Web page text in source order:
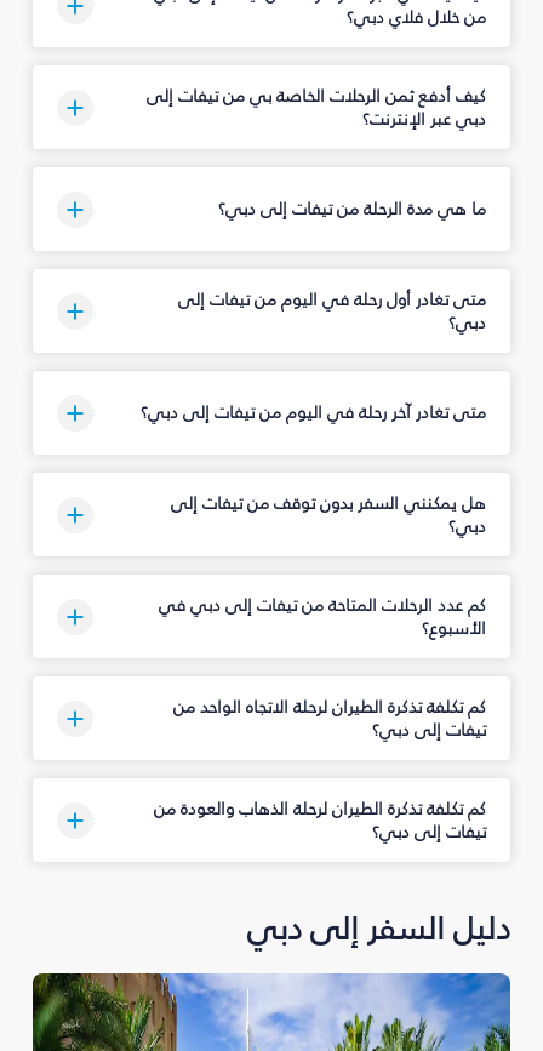
من خلال فلاي دبي؟
كيف أدفع ثمن الرحلات الخاصة بي من تيفات إلى
دبي عبر الإنترنت؟
ما هي مدة الرحلة من تيفات إلى دبي؟
متى تغادر أول رحلة في اليوم من تيفات إلى
دبي؟
متى تغادر آخر رحلة في اليوم من تيفات إلى دبي؟
هل يمكنني السفر بدون توقف من تيفات إلى
دبي؟
كم عدد الرحلات المتاحة من تيفات إلى دبي في
الأسبوع؟
كم تكلفة تذكرة الطيران لرحلة الاتجاه الواحد من
تيفات إلى دبي؟
كم تكلفة تذكرة الطيران لرحلة الذهاب والعودة من
تيفات إلى دبي؟
دليل السفر إلى دبي